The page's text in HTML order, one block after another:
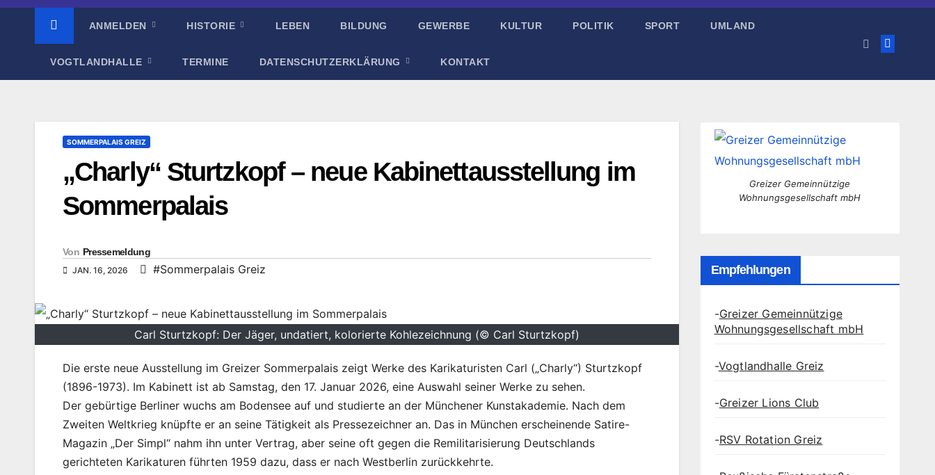
ANMELDEN HISTORIE LEBEN BILDUNG GEWERBE KULTUR POLITIK SPORT UMLAND
VOGTLANDHALLE TERMINE DATENSCHUTZERKLÄRUNG KONTAKT
SOMMERPALAIS GREIZ
„Charly“ Sturtzkopf – neue Kabinettausstellung im
Sommerpalais
Von Pressemeldung
JAN. 16, 2026 #Sommerpalais Greiz
Carl Sturtzkopf: Der Jäger, undatiert, kolorierte Kohlezeichnung (© Carl Sturtzkopf)
Die erste neue Ausstellung im Greizer Sommerpalais zeigt Werke des Karikaturisten Carl („Charly“) Sturtzkopf
(1896-1973). Im Kabinett ist ab Samstag, den 17. Januar 2026, eine Auswahl seiner Werke zu sehen.
Der gebürtige Berliner wuchs am Bodensee auf und studierte an der Münchener Kunstakademie. Nach dem
Zweiten Weltkrieg knüpfte er an seine Tätigkeit als Pressezeichner an. Das in München erscheinende Satire-
Magazin „Der Simpl“ nahm ihn unter Vertrag, aber seine oft gegen die Remilitarisierung Deutschlands
gerichteten Karikaturen führten 1959 dazu, dass er nach Westberlin zurückkehrte.
Greizer Gemeinnützige
Wohnungsgesellschaft mbH
Empfehlungen
-Greizer Gemeinnützige
Wohnungsgesellschaft mbH
-Vogtlandhalle Greiz
-Greizer Lions Club
-RSV Rotation Greiz